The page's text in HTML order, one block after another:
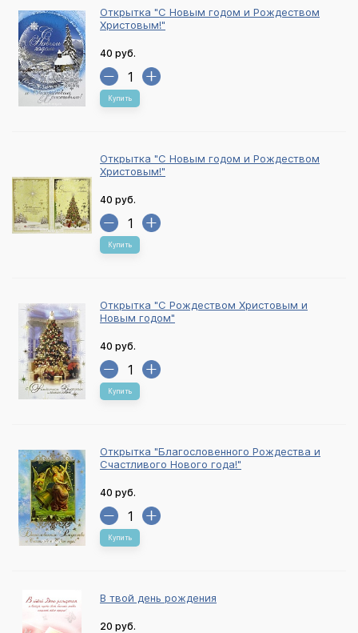
Открытка "С Новым годом и Рождеством
Христовым!"
40 руб.
Купить
Открытка "С Новым годом и Рождеством
Христовым!"
40 руб.
Купить
Открытка "С Рождеством Христовым и
Новым годом"
40 руб.
Купить
Открытка "Благословенного Рождества и
Счастливого Нового года!"
40 руб.
Купить
В твой день рождения
20 руб.